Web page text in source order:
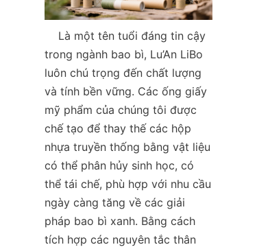
trong ngành bao bì, Lu’An LiBo
luôn chú trọng đến chất lượng
và tính bền vững. Các ống giấy
mỹ phẩm của chúng tôi được
chế tạo để thay thế các hộp
nhựa truyền thống bằng vật liệu
có thể phân hủy sinh học, có
thể tái chế, phù hợp với nhu cầu
ngày càng tăng về các giải
pháp bao bì xanh. Bằng cách
tích hợp các nguyên tắc thân